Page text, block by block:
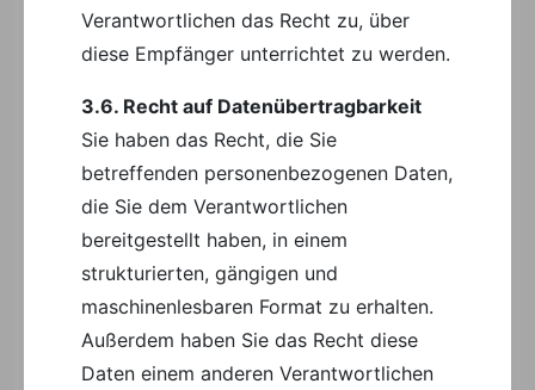
Verantwortlichen das Recht zu, über
diese Empfänger unterrichtet zu werden.
3.6. Recht auf Datenübertragbarkeit
Sie haben das Recht, die Sie
betreffenden personenbezogenen Daten,
die Sie dem Verantwortlichen
bereitgestellt haben, in einem
strukturierten, gängigen und
maschinenlesbaren Format zu erhalten.
Außerdem haben Sie das Recht diese
Daten einem anderen Verantwortlichen